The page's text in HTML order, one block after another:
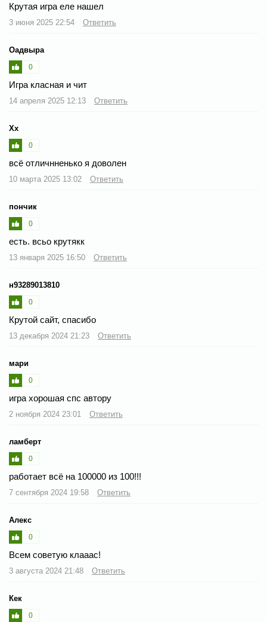
Крутая игра еле нашел
3 июня 2025 22:54 Ответить
Оадвыра
0
Игра класная и чит
14 апреля 2025 12:13 Ответить
Хх
0
всё отличнненько я доволен
10 марта 2025 13:02 Ответить
пончик
0
есть. всьо крутякк
13 января 2025 16:50 Ответить
н93289013810
0
Крутой сайт, спасибо
13 декабря 2024 21:23 Ответить
мари
0
игра хорошая спс автору
2 ноября 2024 23:01 Ответить
ламберт
0
работает всё на 100000 из 100!!!
7 сентября 2024 19:58 Ответить
Алекс
0
Всем советую клааас!
3 августа 2024 21:48 Ответить
Кек
0